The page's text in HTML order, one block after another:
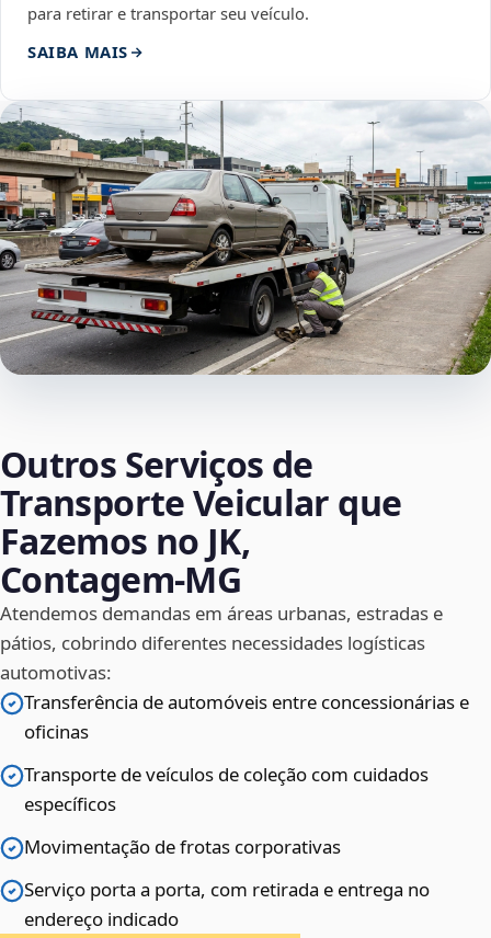
para retirar e transportar seu veículo.
SAIBA MAIS
Outros Serviços de
Transporte Veicular que
Fazemos no JK,
Contagem‑MG
Atendemos demandas em áreas urbanas, estradas e
pátios, cobrindo diferentes necessidades logísticas
automotivas:
Transferência de automóveis entre concessionárias e
oficinas
Transporte de veículos de coleção com cuidados
específicos
Movimentação de frotas corporativas
Serviço porta a porta, com retirada e entrega no
endereço indicado